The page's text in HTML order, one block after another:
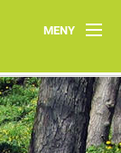
MENY
Hem
Om oss